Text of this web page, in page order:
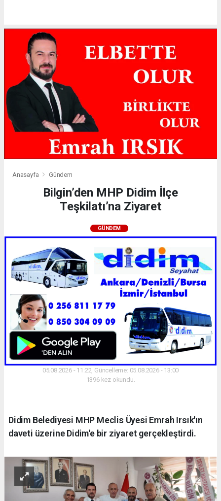
Anasayfa Gündem
Bilgin’den MHP Didim İlçe
Teşkilatı’na Ziyaret
GÜNDEM
05.08.2026 - 11:22, Güncelleme: 05.08.2026 - 13:00
1396 kez okundu.
Didim Belediyesi MHP Meclis Üyesi Emrah Irsık'ın
daveti üzerine Didim'e bir ziyaret gerçekleştirdi.